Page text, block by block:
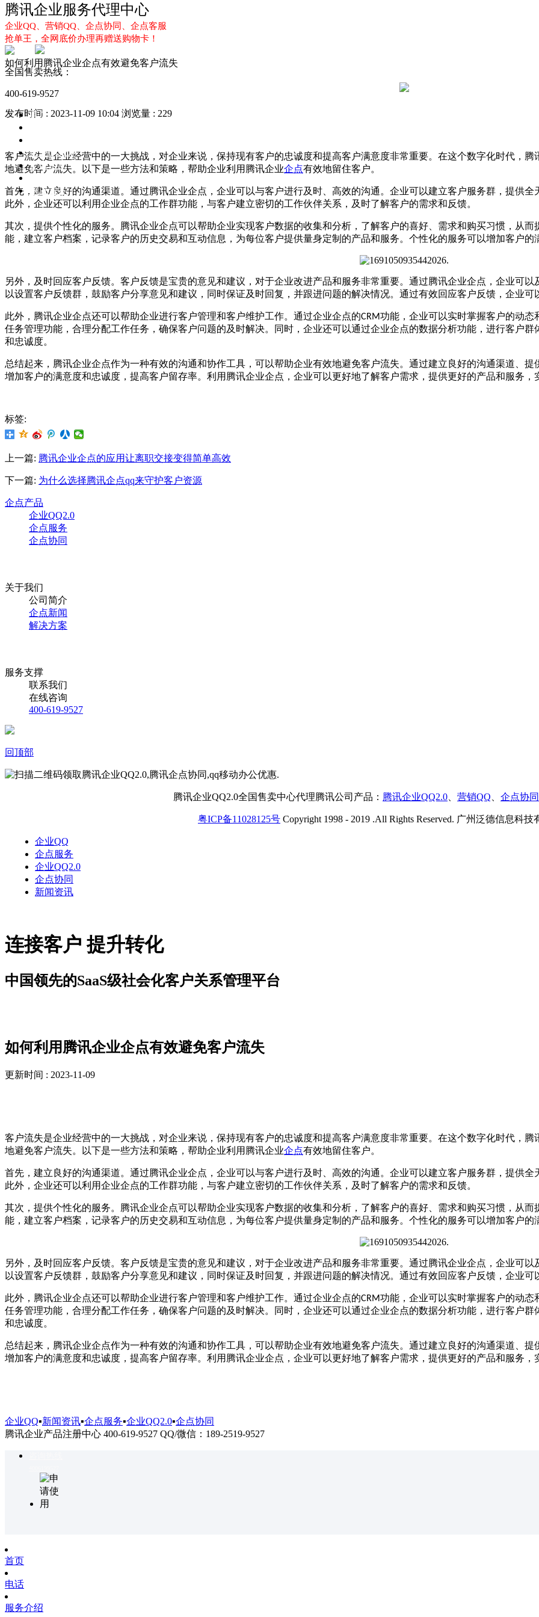
腾讯企业服务代理中心
企业QQ、营销QQ、企点协同、企点客服
抢单王，全网底价办理再赠送购物卡！
全国售卖热线：
400-619-9527
首页
企业QQ2.0
企点协同
解决方案
如何利用腾讯企业企点有效避免客户流失
发布时间 : 2023-11-09 10:04 浏览量 : 229
客户流失是企业经营中的一大挑战，对企业来说，保持现有客户的忠诚度和提高客户满意度非常重要。在这个数字化时代，腾
地避免客户流失。以下是一些方法和策略，帮助企业利用腾讯企业企点有效地留住客户。
首先，建立良好的沟通渠道。通过腾讯企业企点，企业可以与客户进行及时、高效的沟通。企业可以建立客户服务群，提供全
此外，企业还可以利用企业企点的工作群功能，与客户建立密切的工作伙伴关系，及时了解客户的需求和反馈。
其次，提供个性化的服务。腾讯企业企点可以帮助企业实现客户数据的收集和分析，了解客户的喜好、需求和购买习惯，从
能，建立客户档案，记录客户的历史交易和互动信息，为每位客户提供量身定制的产品和服务。个性化的服务可以增加客户的
另外，及时回应客户反馈。客户反馈是宝贵的意见和建议，对于企业改进产品和服务非常重要。通过腾讯企业企点，企业可
以设置客户反馈群，鼓励客户分享意见和建议，同时保证及时回复，并跟进问题的解决情况。通过有效回应客户反馈，企业可
此外，腾讯企业企点还可以帮助企业进行客户管理和客户维护工作。通过企业企点的CRM功能，企业可以实时掌握客户的动
任务管理功能，合理分配工作任务，确保客户问题的及时解决。同时，企业还可以通过企业企点的数据分析功能，进行客户
和忠诚度。
总结起来，腾讯企业企点作为一种有效的沟通和协作工具，可以帮助企业有效地避免客户流失。通过建立良好的沟通渠道、
增加客户的满意度和忠诚度，提高客户留存率。利用腾讯企业企点，企业可以更好地了解客户需求，提供更好的产品和服务，
标签:
上一篇: 腾讯企业企点的应用让离职交接变得简单高效
下一篇: 为什么选择腾讯企点qq来守护客户资源
企点产品
企业QQ2.0
企点服务
企点协同
关于我们
公司简介
企点新闻
解决方案
服务支撑
联系我们
在线咨询
400-619-9527
回顶部
腾讯企业QQ2.0全国售卖中心代理腾讯公司产品： 腾讯企业QQ2.0 营销QQ 企点协
粤ICP备11028125号 Copyright 1998 - 2019 .All Rights Reserved. 广州泛德信息科
企业QQ
企点服务
企业QQ2.0
企点协同
新闻资讯
连接客户 提升转化
中国领先的SaaS级社会化客户关系管理平台
如何利用腾讯企业企点有效避免客户流失
更新时间 : 2023-11-09
客户流失是企业经营中的一大挑战，对企业来说，保持现有客户的忠诚度和提高客户满意度非常重要。在这个数字化时代，腾
地避免客户流失。以下是一些方法和策略，帮助企业利用腾讯企业企点有效地留住客户。
首先，建立良好的沟通渠道。通过腾讯企业企点，企业可以与客户进行及时、高效的沟通。企业可以建立客户服务群，提供全
此外，企业还可以利用企业企点的工作群功能，与客户建立密切的工作伙伴关系，及时了解客户的需求和反馈。
其次，提供个性化的服务。腾讯企业企点可以帮助企业实现客户数据的收集和分析，了解客户的喜好、需求和购买习惯，从
能，建立客户档案，记录客户的历史交易和互动信息，为每位客户提供量身定制的产品和服务。个性化的服务可以增加客户的
另外，及时回应客户反馈。客户反馈是宝贵的意见和建议，对于企业改进产品和服务非常重要。通过腾讯企业企点，企业可
以设置客户反馈群，鼓励客户分享意见和建议，同时保证及时回复，并跟进问题的解决情况。通过有效回应客户反馈，企业可
此外，腾讯企业企点还可以帮助企业进行客户管理和客户维护工作。通过企业企点的CRM功能，企业可以实时掌握客户的动
任务管理功能，合理分配工作任务，确保客户问题的及时解决。同时，企业还可以通过企业企点的数据分析功能，进行客户
和忠诚度。
总结起来，腾讯企业企点作为一种有效的沟通和协作工具，可以帮助企业有效地避免客户流失。通过建立良好的沟通渠道、
增加客户的满意度和忠诚度，提高客户留存率。利用腾讯企业企点，企业可以更好地了解客户需求，提供更好的产品和服务，
企业QQ▪新闻资讯▪企点服务▪企业QQ2.0▪企点协同
腾讯企业产品注册中心 400-619-9527 QQ/微信：189-2519-9527
首页
电话
服务介绍